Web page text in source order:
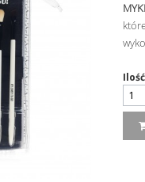
Ilość